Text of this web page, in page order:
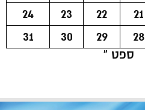
21
22
23
24
28
29
30
31
ספט »